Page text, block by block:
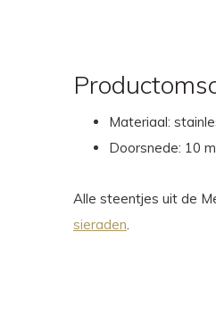
Materiaal:
Doorsnede: 10
Alle steentjes uit de
sieraden.